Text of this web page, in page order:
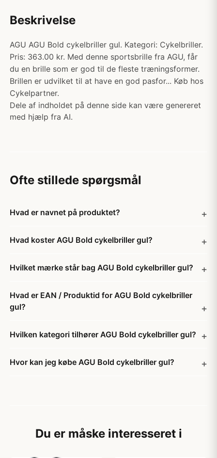
Beskrivelse
AGU AGU Bold cykelbriller gul. Kategori: Cykelbriller.
Pris: 363.00 kr. Med denne sportsbrille fra AGU, får
du en brille som er god til de fleste træningsformer.
Brillen er udvilket til at have en god pasfor... Køb hos
Cykelpartner.
Dele af indholdet på denne side kan være genereret
med hjælp fra AI.
Ofte stillede spørgsmål
Hvad er navnet på produktet?
Hvad koster AGU Bold cykelbriller gul?
Hvilket mærke står bag AGU Bold cykelbriller gul?
Hvad er EAN / Produktid for AGU Bold cykelbriller
gul?
Hvilken kategori tilhører AGU Bold cykelbriller gul?
Hvor kan jeg købe AGU Bold cykelbriller gul?
Du er måske interesseret i